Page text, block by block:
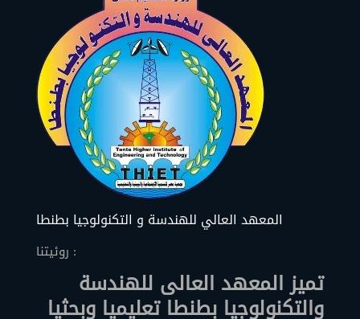
المعهد العالي للهندسة و التكنولوجيا بطنطا
روئيتنا :
والتكنولوجيا بطنطا تعليميا وبحثيا